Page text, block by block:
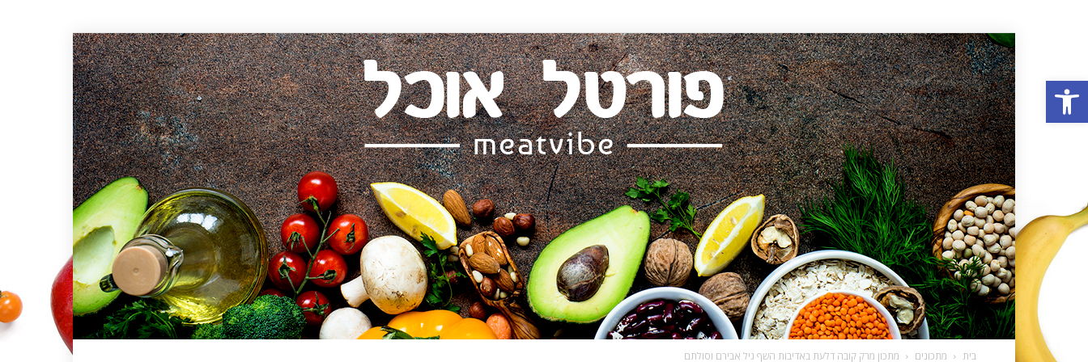
פתח סרגל נגישות
בית מתכונים מתכון מרק קובה דלעת באדיבות השף גיל אבירם וסולתם